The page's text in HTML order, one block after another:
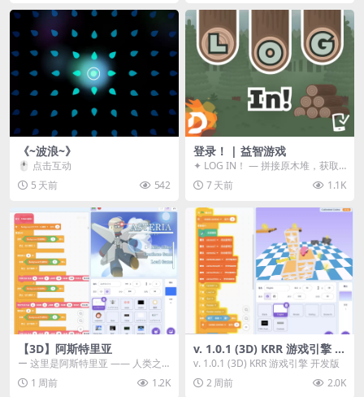
《~波浪~》
🖱️ 点击互动
5 天前
542
登录！ | 益智游戏
✦ LOG IN！ — 拼接原木堆，获取
分数！ ᑕ☲◎ ᑕ☲◎ ᑕ☲◎ ᑕ☲◎ ...
7 天前 1.1K
【3D】阿斯特里亚
ー 这里是阿斯特里亚 —— 人类之
罪与未来希望交汇之地 📖 游戏简
介 《阿斯特里...
1 周前 1.2K
v. 1.0.1 (3D) KRR 游戏引擎 开
发版
v. 1.0.1 (3D) KRR 游戏引擎 开发版
2 周前
2.0K